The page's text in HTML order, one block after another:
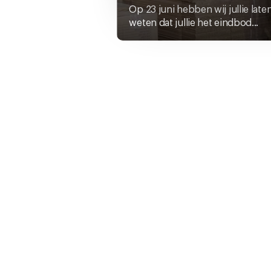
U kunt uw toestemming op
cookie-instellingenicoontje
Op 23 juni hebben wij jullie
weten dat jullie het eindbod...